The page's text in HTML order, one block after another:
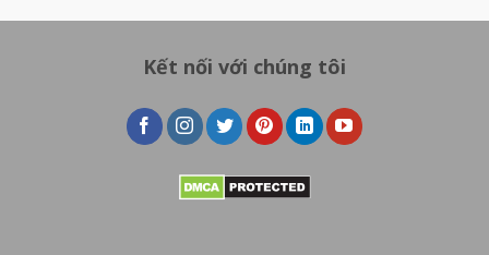
Kết nối với chúng tôi